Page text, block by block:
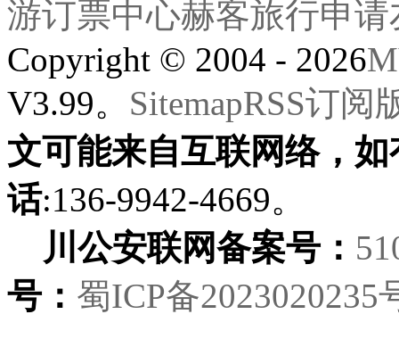
游订票中心赫客旅行申请
Copyright © 2004 - 2026
V3.99。 SitemapRSS订阅
文可能来自互联网络，
话:136-9942-4669。
川公安联网备案号：
号： 蜀ICP备2023020235